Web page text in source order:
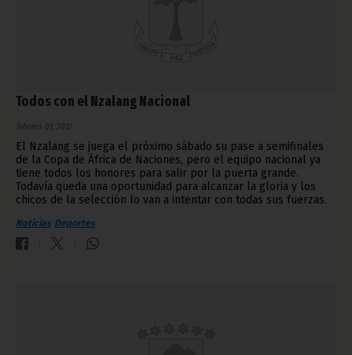
Todos con el Nzalang Nacional
febrero 01, 2012
El Nzalang se juega el próximo sábado su pase a semifinales
de la Copa de África de Naciones, pero el equipo nacional ya
tiene todos los honores para salir por la puerta grande.
Todavía queda una oportunidad para alcanzar la gloria y los
chicos de la selección lo van a intentar con todas sus fuerzas.
Noticias Deportes